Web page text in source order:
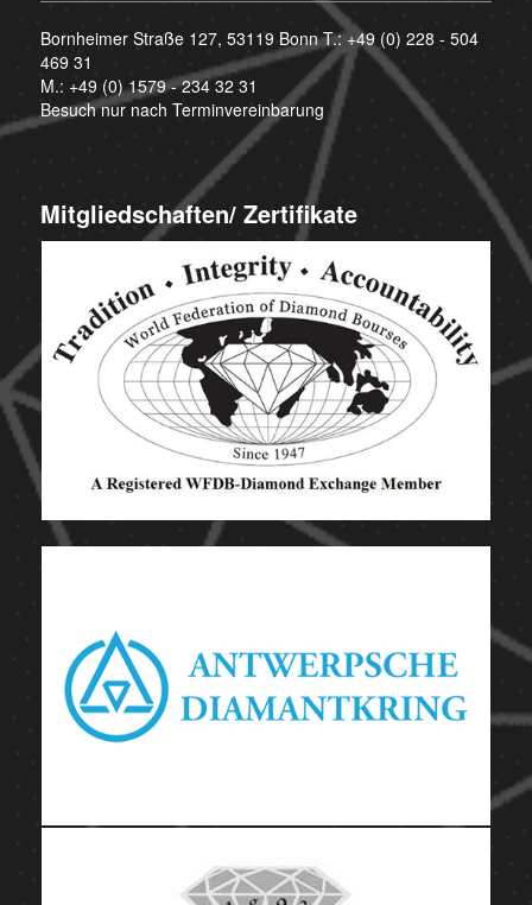
Bornheimer Straße 127, 53119 Bonn T.:+49 (0) 228 - 504
469 31
M.: +49 (0) 1579 - 234 32 31
Besuch nur nach Terminvereinbarung
Mitgliedschaften/ Zertifikate